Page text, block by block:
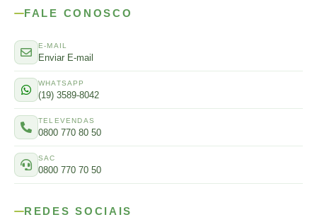
FALE CONOSCO
E-MAIL
Enviar E-mail
WHATSAPP
(19) 3589-8042
TELEVENDAS
0800 770 80 50
SAC
0800 770 70 50
REDES SOCIAIS